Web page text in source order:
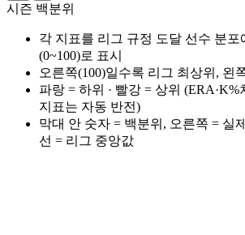
시즌 백분위
각 지표를 리그 규정 도달 선수 분포
(0~100)로 표시
오른쪽(100)일수록 리그 최상위, 왼
파랑 = 하위 · 빨강 = 상위
지표는 자동 반전)
막대 안 숫자 = 백분위, 오른쪽 = 실
선 = 리그 중앙값